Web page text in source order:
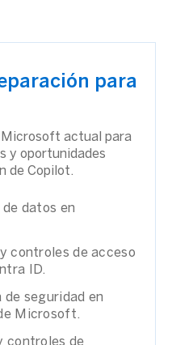
para
Microsoft actual para
y oportunidades
de Copilot.
datos en
controles de acceso
ID.
de seguridad en
Microsoft.
controles de